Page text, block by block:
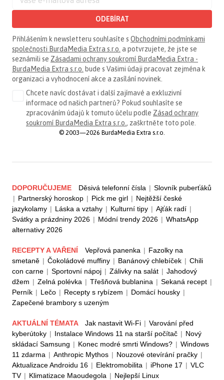
ODEBÍRAT
Přihlášením k newsletteru souhlasíte s Obchodními podmínkami
společnosti BurdaMedia Extra s.r.o. a potvrzujete, že jste se
seznámili se Zásadami ochrany soukromí BurdaMedia Extra -
BurdaMedia Extra s.r.o. bude s Vašimi údaji pracovat zejména k
organizaci a vyhodnocení akce a zasílání novinek.
Chcete navíc dostávat i další zajímavé a exkluzivní
informace od našich partnerů? Pokud souhlasíte se
zpracováním údajů k tomuto účelu podle Zásad ochrany
soukromí BurdaMedia Extra s.r.o. , zaškrtněte toto pole.
© 2003—2026 BurdaMedia Extra s.r.o.
DOPORUČUJEME Děsivá telefonní čísla | Slovník puberťáků
| Partnerský horoskop | Pick me girl | Nejtěžší české
jazykolamy | Láska a vztahy | Kulturní tipy | Ajťák radí |
Svátky a prázdniny 2026 | Módní trendy 2026 | WhatsApp
alternativy 2026
RECEPTY A VAŘENÍ Vepřová panenka | Fazolky na
smetaně | Čokoládové muffiny | Banánový chlebíček | Chili
con carne | Sportovní nápoj | Zálivky na salát | Jahodový
džem | Zelná polévka | Třešňová bublanina | Sekaná recept |
Perník | Lečo | Recepty s rybízem | Domácí housky |
Zapečené brambory s uzeným
AKTUÁLNÍ TÉMATA Jak nastavit Wi-Fi | Varování před
kyberútoky | Instalace Windows 11 na starší počítač | Nový
skládací Samsung | Konec modré smrti Windows? | Windows
11 zdarma | Anthropic Mythos | Nouzové otevírání pračky |
Aktualizace Androidu 16 | Elektromobilita | iPhone 17 | VLC
TV | Klimatizace Maoudegola | Nejlepší Linux